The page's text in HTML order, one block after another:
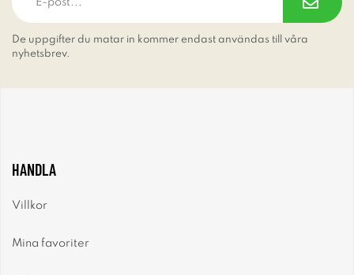
De uppgifter du matar in kommer endast användas till våra
nyhetsbrev.
HANDLA
Villkor
Mina favoriter